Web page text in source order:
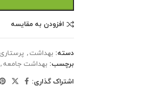
افزودن به مقایسه
دسته: بهداشت , پرستاری
برچسب: بهداشت جامعه ,
اشتراک گذاری: